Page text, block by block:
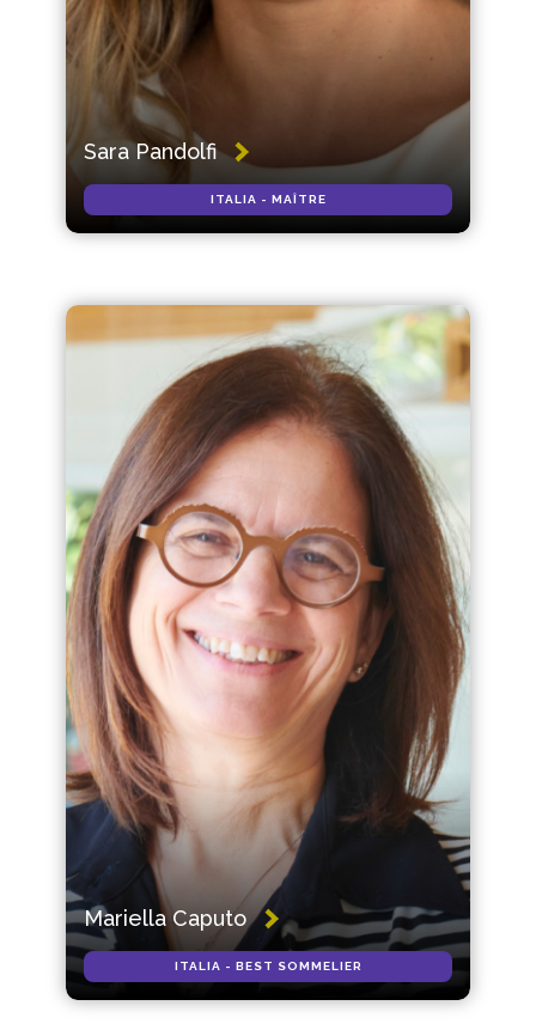
Sara Pandolfi
ITALIA - MAÎTRE
Mariella Caputo
ITALIA - BEST SOMMELIER